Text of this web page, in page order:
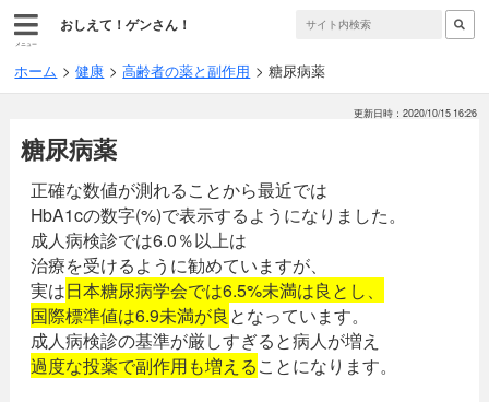
メニュー
おしえて！ゲンさん！
ホーム 健康 高齢者の薬と副作用 糖尿病薬
更新日時：2020/10/15 16:26
糖尿病薬
正確な数値が測れることから最近では
HbA1cの数字(%)で表示するようになりました。
成人病検診では6.0％以上は
治療を受けるように勧めていますが、
実は日本糖尿病学会では6.5%未満は良とし、
国際標準値は6.9未満が良 となっています。
成人病検診の基準が厳しすぎると病人が増え
過度な投薬で副作用も増えることになります。